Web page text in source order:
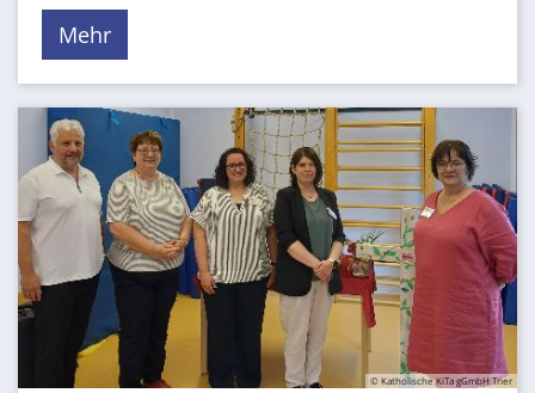
Mehr
© Katholische KiTa gGmbH Trier